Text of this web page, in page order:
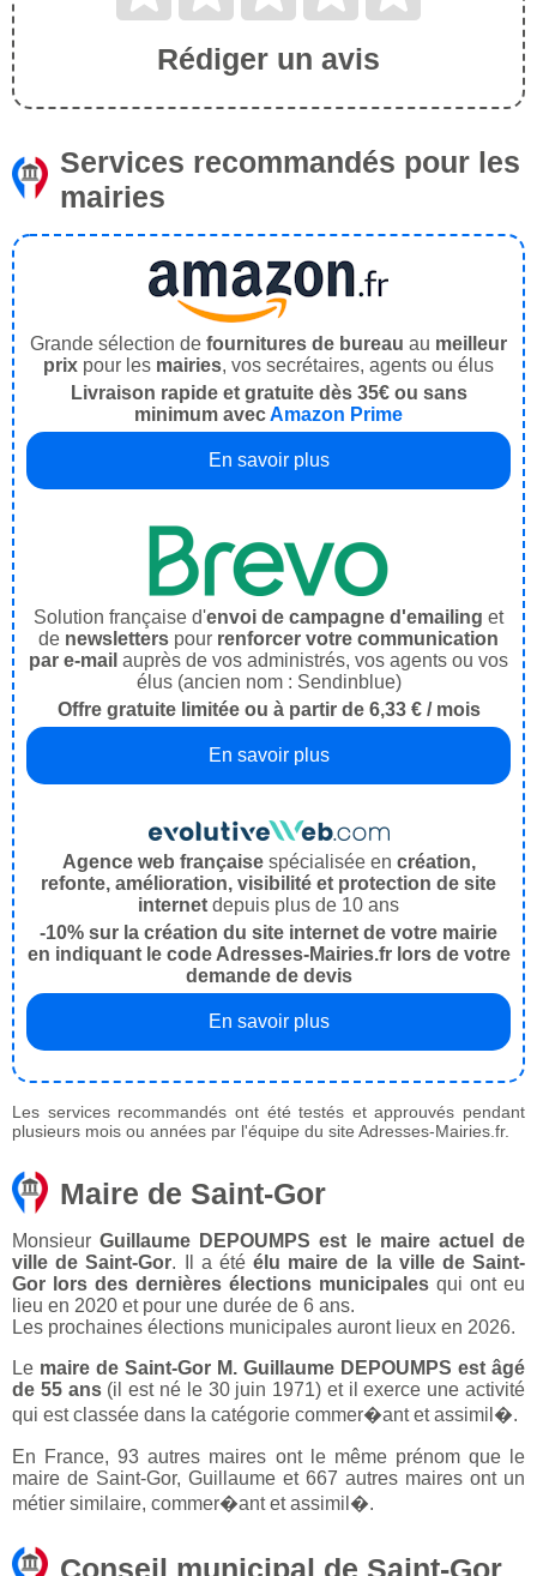
Rédiger un avis
Services recommandés pour les
mairies
Grande sélection de fournitures de bureau au meilleur
prix pour les mairies, vos secrétaires, agents ou élus
Livraison rapide et gratuite dès 35€ ou sans
minimum avecAmazon Prime
En savoir plus
Solution française d'envoi de campagne d'emailing et
de newsletters pour renforcer votre communication
par e-mail auprès de vos administrés, vos agents ou vos
élus (ancien nom : Sendinblue)
Offre gratuite limitée ou à partir de 6,33 € / mois
En savoir plus
Agence web françaisespécialisée en création,
refonte, amélioration, visibilité et protection de site
internet depuis plus de 10 ans
-10% sur la création du site internet de votre mairie
en indiquant le code Adresses-Mairies.fr lors de votre
demande de devis
En savoir plus
Les services recommandés ont été testés et approuvés pendant
plusieurs mois ou années par l'équipe du site Adresses-Mairies.fr.
Maire de Saint-Gor
MonsieurGuillaume DEPOUMPS est le maire actuel de
ville de Saint-Gor. Il a étéélu maire de la ville de Saint-
Gor lors des dernières élections municipales qui ont eu
lieu en 2020 et pour une durée de 6 ans.
Les prochaines élections municipales auront lieux en 2026.
Le maire de Saint-Gor M. Guillaume DEPOUMPS est âgé
de 55 ans(il est né le 30 juin 1971) et il exerce une activité
qui est classée dans la catégorie commer�ant et assimil�.
En France, 93 autres maires ont le même prénom que le
maire de Saint-Gor, Guillaume et 667 autres maires ont un
métier similaire, commer�ant et assimil�.
Conseil municipal de Saint-Gor